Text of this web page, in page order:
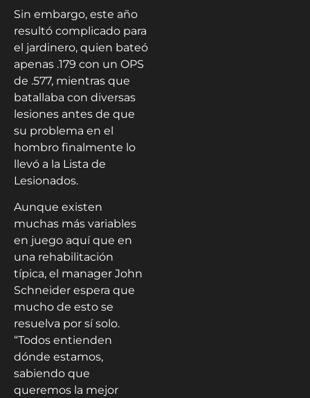
Sin embargo, este año
resultó complicado para
el jardinero, quien bateó
apenas .179 con un OPS
de .577, mientras que
batallaba con diversas
lesiones antes de que
su problema en el
hombro finalmente lo
llevó a la Lista de
Lesionados.
Aunque existen
muchas más variables
en juego aquí que en
una rehabilitación
típica, el manager John
Schneider espera que
mucho de esto se
resuelva por sí solo.
“Todos entienden
dónde estamos,
sabiendo que
queremos la mejor